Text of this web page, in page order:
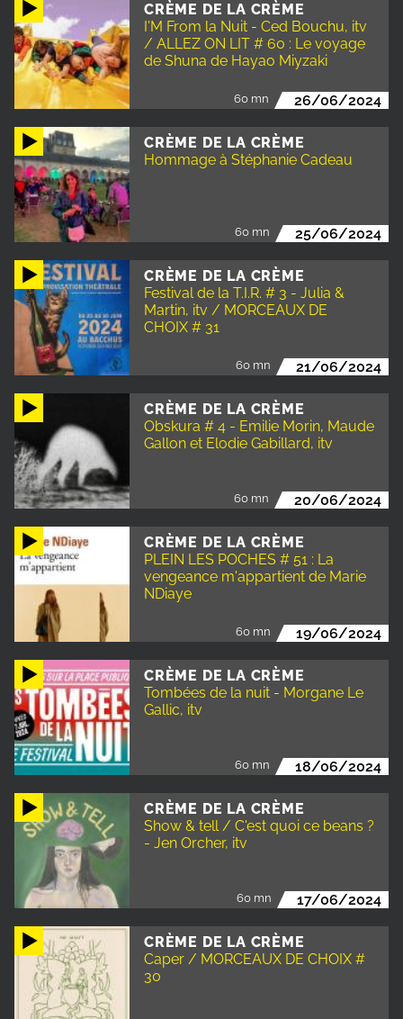
CRÈME DE LA CRÈME
I'M From la Nuit - Ced Bouchu, itv
/ ALLEZ ON LIT # 60 : Le voyage
de Shuna de Hayao Miyzaki
60 mn 26/06/2024
CRÈME DE LA CRÈME
Hommage à Stéphanie Cadeau
60 mn 25/06/2024
CRÈME DE LA CRÈME
Festival de la T.I.R. # 3 - Julia &
Martin, itv / MORCEAUX DE
CHOIX # 31
60 mn 21/06/2024
CRÈME DE LA CRÈME
Obskura # 4 - Emilie Morin, Maude
Gallon et Elodie Gabillard, itv
60 mn 20/06/2024
CRÈME DE LA CRÈME
PLEIN LES POCHES # 51 : La
vengeance m'appartient de Marie
NDiaye
60 mn 19/06/2024
CRÈME DE LA CRÈME
Tombées de la nuit - Morgane Le
Gallic, itv
60 mn 18/06/2024
CRÈME DE LA CRÈME
Show & tell / C'est quoi ce beans ?
- Jen Orcher, itv
60 mn 17/06/2024
CRÈME DE LA CRÈME
Caper / MORCEAUX DE CHOIX #
30